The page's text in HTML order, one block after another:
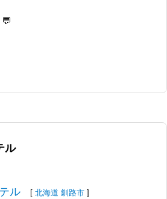
ル
ル [ 北海道 釧路市 ]